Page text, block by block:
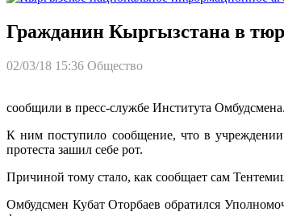
Гражданин Кыргызстана в
02/03/18 15:36 Общество
сообщили в пресс-службе Института Омбудсмена.
К ним поступило сообщение, что в
протеста зашил себе рот.
Причиной тому стало, как сообщает сам
Омбудсмен Кубат Оторбаев обратился